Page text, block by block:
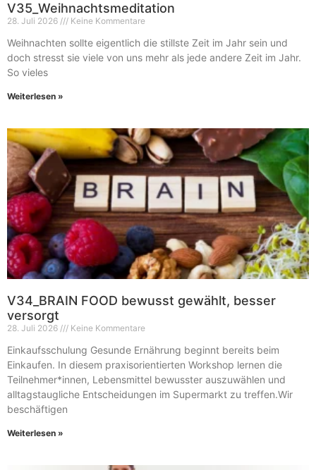
V35_Weihnachtsmeditation
28. Juli 2026 Keine Kommentare
Weihnachten sollte eigentlich die stillste Zeit im Jahr sein und
doch stresst sie viele von uns mehr als jede andere Zeit im Jahr.
So vieles
Weiterlesen »
V34_BRAIN FOOD bewusst gewählt, besser
versorgt
28. Juli 2026 Keine Kommentare
Einkaufsschulung Gesunde Ernährung beginnt bereits beim
Einkaufen. In diesem praxisorientierten Workshop lernen die
Teilnehmer*innen, Lebensmittel bewusster auszuwählen und
alltagstaugliche Entscheidungen im Supermarkt zu treffen.Wir
beschäftigen
Weiterlesen »